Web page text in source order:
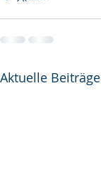
Aktuelle Beiträge